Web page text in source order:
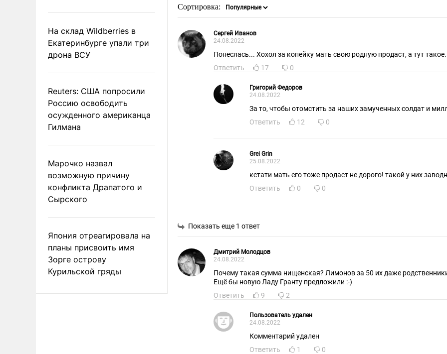
На склад Wildberries в
Екатеринбурге упали три
дрона ВСУ
Reuters: США попросили
Россию освободить
осужденного американца
Гилмана
Марочко назвал
возможную причину
конфликта Драпатого и
Сырского
Япония отреагировала на
планы присвоить имя
Зорге острову
Курильской гряды
Сортировка:
Сергей Иванов
24.08.2022
Понеслась... Хохол за копейку мать свою родную продаст, а тут
Ответить
17 0
Григорий Федоров
24.08.2022
За то, чтобы отомстить за наших замученных солдат и
Ответить
12 0
Grei Grin
25.08.2022
кстати мать его тоже продаст не дорого! такой
Ответить
0 0
Показать еще 1 ответ
Дмитрий Молодцов
24.08.2022
Почему такая сумма нищенская? Лимонов за 50 их даже
Ещё бы новую Ладу Гранту предложили :-)
Ответить
9 2
Пользователь удален
24.08.2022
Комментарий удален
Ответить
1 0